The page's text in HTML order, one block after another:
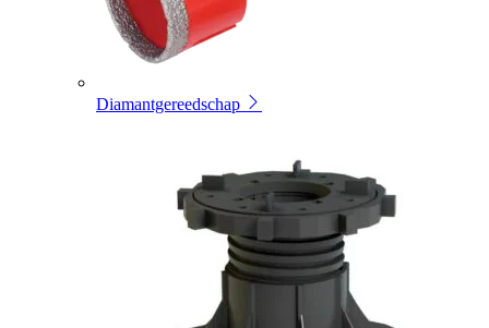
Diamantgereedschap